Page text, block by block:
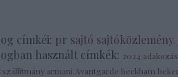
címkéi: pr sajtó sajtóközlemény
használt címkék: 2024 adakozás
armani Avantgarde beckham